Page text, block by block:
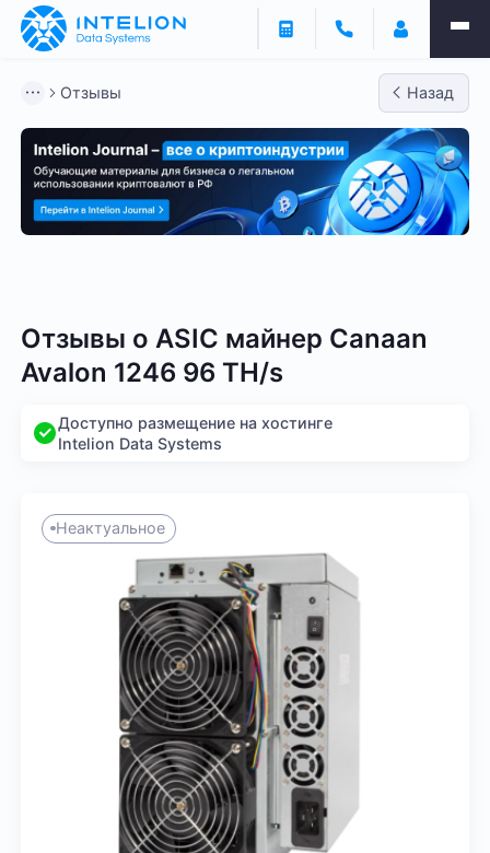
Отзывы Назад
Отзывы о ASIC майнер Canaan
Avalon 1246 96 TH/s
Доступно размещение на хостинге
Intelion Data Systems
Неактуальное